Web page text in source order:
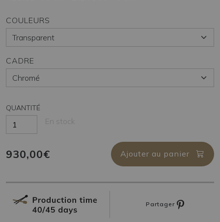
COULEURS
CADRE
QUANTITÉ
En stock
930,00€ Ajouter au panier
Partager